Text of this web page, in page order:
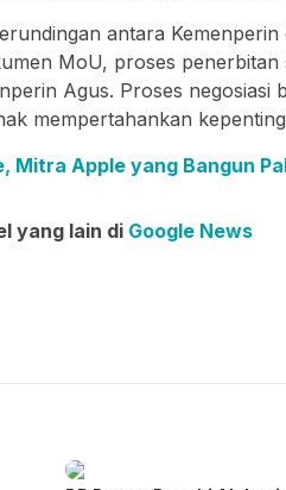
antara
MoU, proses
Agus. Proses negosiasi
mempertahankan
Mitra Apple yang Bangun
yang lain di Google News